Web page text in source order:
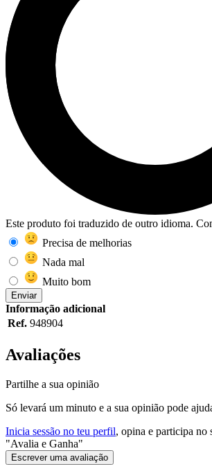
Este produto foi traduzido de outro idioma.
Precisa de melhorias
Nada mal
Muito bom
Enviar
Informação adicional
Ref. 948904
Avaliações
Partilhe a sua opinião
Só levará um minuto e a sua opinião pode
Inicia sessão no teu perfil, opina e participa no
"Avalia e Ganha"
Escrever uma avaliação